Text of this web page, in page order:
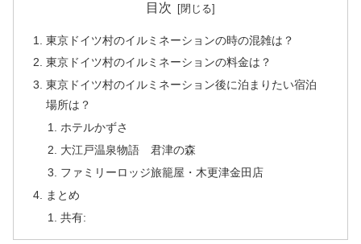
目次
東京ドイツ村のイルミネーションの時の混雑は？
東京ドイツ村のイルミネーションの料金は？
東京ドイツ村のイルミネーション後に泊まりたい宿泊
場所は？
ホテルかずさ
大江戸温泉物語 君津の森
ファミリーロッジ旅籠屋・木更津金田店
まとめ
共有: